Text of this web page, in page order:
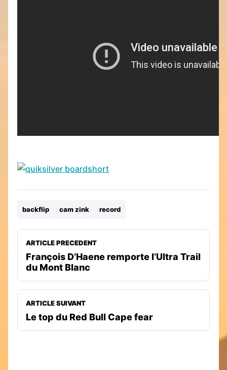
backflip cam zink record
ARTICLE PRECEDENT
François D’Haene remporte l’Ultra Trail
du Mont Blanc
ARTICLE SUIVANT
Le top du Red Bull Cape fear